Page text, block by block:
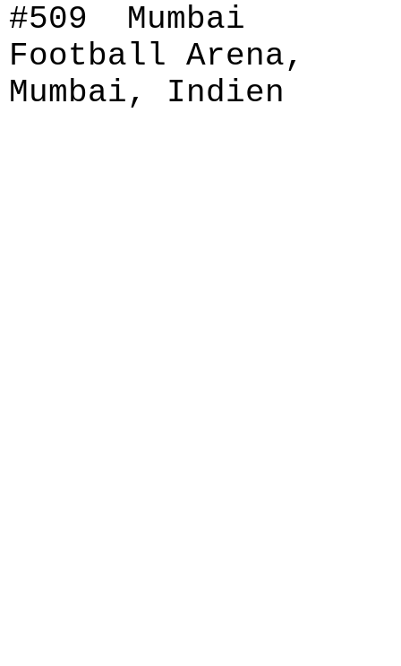
#509 Mumbai
Football Arena,
Mumbai, Indien